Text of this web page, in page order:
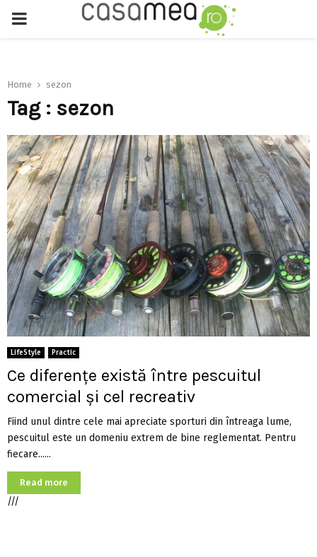
PRIMARY
Home sezon
Tag : sezon
LifeStyle Practic
Ce diferențe există între pescuitul
comercial și cel recreativ
Fiind unul dintre cele mai apreciate sporturi din întreaga lume,
pescuitul este un domeniu extrem de bine reglementat. Pentru
fiecare......
Read more
///